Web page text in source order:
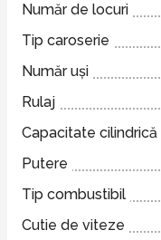
Număr de locuri
Tip caroserie
Număr uși
Rulaj
Capacitate cilindrică
Putere
Tip combustibil
Cutie de viteze